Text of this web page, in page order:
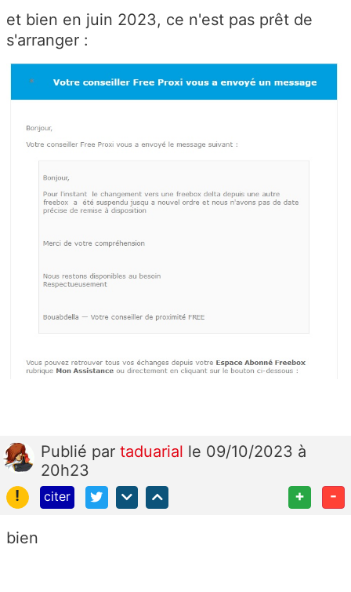
et bien en juin 2023, ce n'est pas prêt de
s'arranger :
Publié par taduarial le 09/10/2023 à
20h23
!
citer + -
bien